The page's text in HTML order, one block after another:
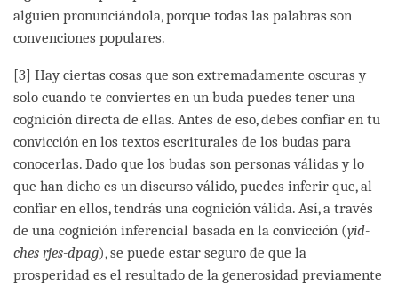
alguien pronunciándola, porque todas las palabras son
convenciones populares.
[3] Hay ciertas cosas que son extremadamente oscuras y
solo cuando te conviertes en un buda puedes tener una
cognición directa de ellas. Antes de eso, debes confiar en tu
convicción en los textos escriturales de los budas para
conocerlas. Dado que los budas son personas válidas y lo
que han dicho es un discurso válido, puedes inferir que, al
confiar en ellos, tendrás una cognición válida. Así, a través
de una cognición inferencial basada en la convicción (yid-
ches rjes-dpag), se puede estar seguro de que la
prosperidad es el resultado de la generosidad previamente